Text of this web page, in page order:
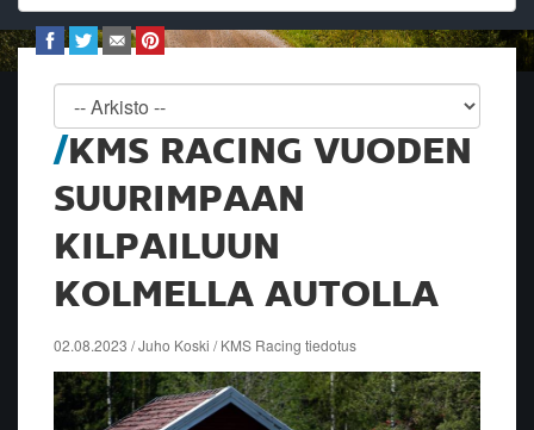
KMS RACING VUODEN
SUURIMPAAN
KILPAILUUN
KOLMELLA AUTOLLA
02.08.2023 / Juho Koski / KMS Racing tiedotus